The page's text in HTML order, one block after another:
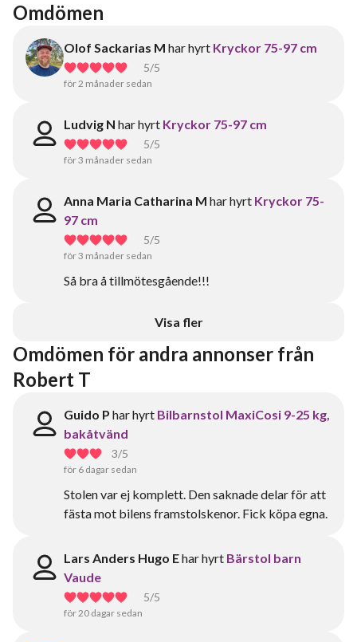
Omdömen
Olof Sackarias M har hyrt Kryckor 75-97 cm
5/5
för 2 månader sedan
Ludvig N har hyrt Kryckor 75-97 cm
5/5
för 3 månader sedan
Anna Maria Catharina M har hyrt Kryckor 75-
97 cm
5/5
för 3 månader sedan
Så bra å tillmötesgående!!!
Visa fler
Omdömen för andra annonser från
Robert T
Guido P har hyrt Bilbarnstol MaxiCosi 9-25 kg,
bakåtvänd
3/5
för 6 dagar sedan
Stolen var ej komplett. Den saknade delar för att
fästa mot bilens framstolskenor. Fick köpa egna.
Lars Anders Hugo Ehar hyrt Bärstol barn
Vaude
5/5
för 20 dagar sedan